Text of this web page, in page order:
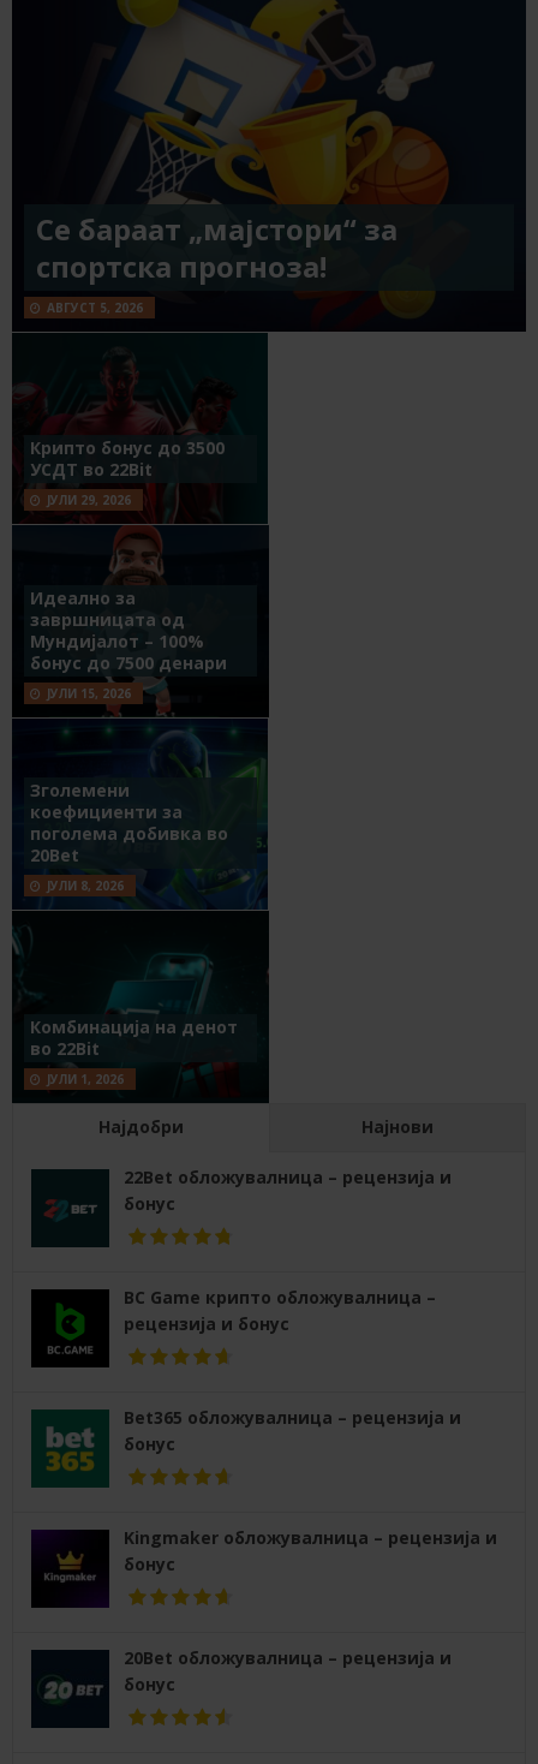
Се бараат „мајстори“ за
спортска прогноза!
АВГУСТ 5, 2026
Крипто бонус до 3500
УСДТ во 22Bit
ЈУЛИ 29, 2026
Идеално за
завршницата од
Мундијалот – 100%
бонус до 7500 денари
ЈУЛИ 15, 2026
Зголемени
коефициенти за
поголема добивка во
20Bet
ЈУЛИ 8, 2026
Комбинација на денот
во 22Bit
ЈУЛИ 1, 2026
Најдобри Најнови
22Bet обложувалница – рецензија и
бонус
BC Game крипто обложувалница –
рецензија и бонус
Bet365 обложувалница – рецензија и
бонус
Kingmaker обложувалница – рецензија и
бонус
20Bet обложувалница – рецензија и
бонус